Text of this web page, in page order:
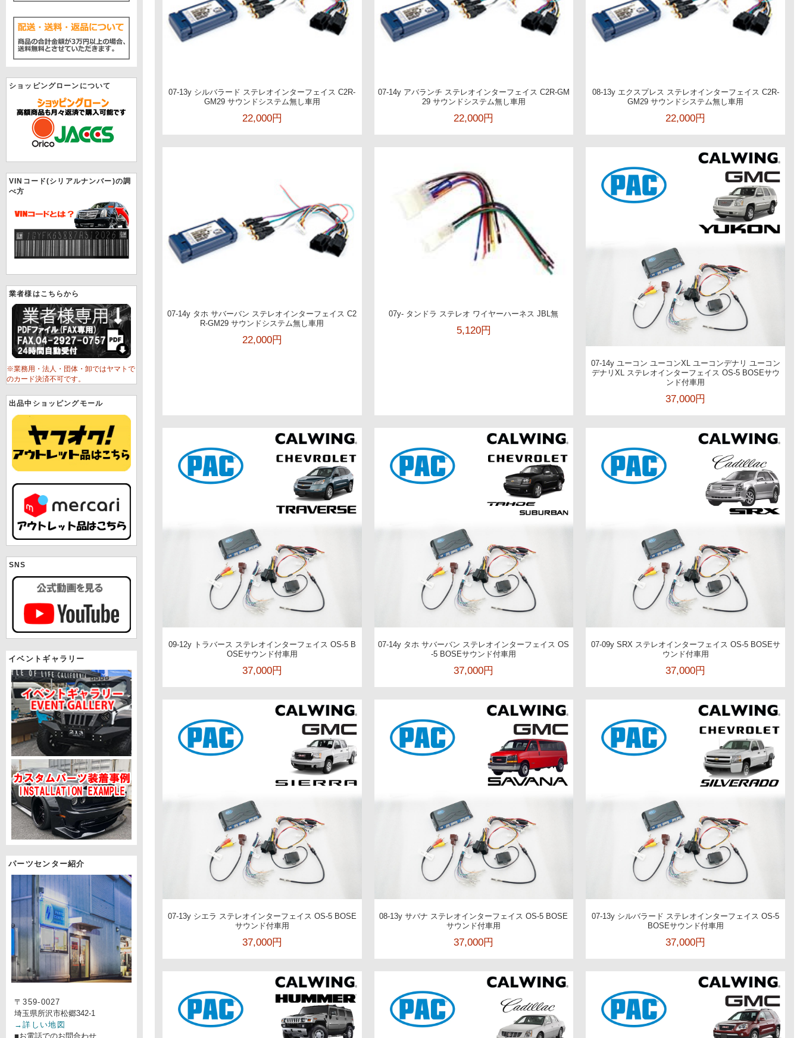
ショッピングローンについて
VINコード(シリアルナンバー)の調
べ方
業者様はこちらから
※業務用・法人・団体・卸ではヤマトで
のカード決済不可です。
出品中ショッピングモール
SNS
イベントギャラリー
パーツセンター紹介
〒359-0027
埼玉県所沢市松郷342-1
→詳しい地図
■お電話でのお問合わせ
07-13y シルバラード ステレオインターフェイス C2R-
GM29 サウンドシステム無し車用
22,000円
07-14y アバランチ ステレオインターフェイス C2R-GM
29 サウンドシステム無し車用
22,000円
08-13y エクスプレス ステレオインターフェイス C2R-
GM29 サウンドシステム無し車用
22,000円
07-14y タホ サバーバン ステレオインターフェイス C2
R-GM29 サウンドシステム無し車用
22,000円
07y- タンドラ ステレオ ワイヤーハーネス JBL無
5,120円
07-14y ユーコン ユーコンXL ユーコンデナリ ユーコン
デナリXL ステレオインターフェイス OS-5 BOSEサウ
ンド付車用
37,000円
09-12y トラバース ステレオインターフェイス OS-5 B
OSEサウンド付車用
37,000円
07-14y タホ サバーバン ステレオインターフェイス OS
-5 BOSEサウンド付車用
37,000円
07-09y SRX ステレオインターフェイス OS-5 BOSEサ
ウンド付車用
37,000円
07-13y シエラ ステレオインターフェイス OS-5 BOSE
サウンド付車用
37,000円
08-13y サバナ ステレオインターフェイス OS-5 BOSE
サウンド付車用
37,000円
07-13y シルバラード ステレオインターフェイス OS-5
BOSEサウンド付車用
37,000円